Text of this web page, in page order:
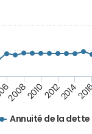
Annuité de la dette
2008201020122014